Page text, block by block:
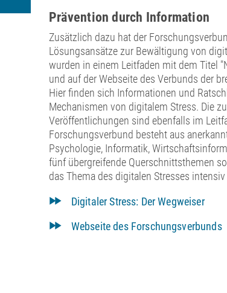
Prävention durch Information
Zusätzlich dazu hat der
Lösungsansätze zur Bewältigung von
wurden in einem Leitfaden mit dem Titel
und auf der Webseite des Verbunds der
Hier finden sich Informationen und
Mechanismen von digitalem Stress. Die
Veröffentlichungen sind ebenfalls im
Forschungsverbund besteht aus
Psychologie, Informatik,
fünf übergreifende Querschnittsthemen
das Thema des digitalen Stresses
Digitaler Stress: Der Wegweiser
Webseite des Forschungsverbunds